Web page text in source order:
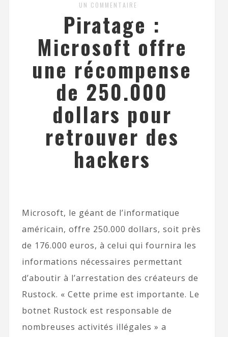
UN COMMENTAIRE
Piratage :
Microsoft offre
une récompense
de 250.000
dollars pour
retrouver des
hackers
Microsoft, le géant de l’informatique
américain, offre 250.000 dollars, soit près
de 176.000 euros, à celui qui fournira les
informations nécessaires permettant
d’aboutir à l’arrestation des créateurs de
Rustock. « Cette prime est importante. Le
botnet Rustock est responsable de
nombreuses activités illégales » a